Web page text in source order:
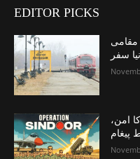
EDITOR PICKS
مقامی
سفر
امن،
پیغام